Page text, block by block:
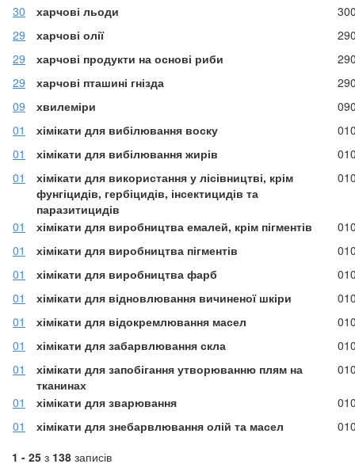
30
харчові льоди
29
харчові олії
29
харчові продукти на основі риби
29
харчові пташині гнізда
09
хвилеміри
01
хімікати для вибілювання воску
01
хімікати для вибілювання жирів
01
хімікати для використання у лісівництві, крім
фунгіцидів, гербіцидів, інсектицидів та
паразитицидів
01 хімікати для виробництва емалей, крім пігментів
01
хімікати для виробництва пігментів
01
хімікати для виробництва фарб
01
хімікати для відновлювання вичиненої шкіри
01
хімікати для відокремлювання масел
01
хімікати для забарвлювання скла
01
хімікати для запобігання утворюванню плям на
тканинах
01 хімікати для зварювання
01
хімікати для знебарвлювання олій та масел
1 - 25 з 138 записів